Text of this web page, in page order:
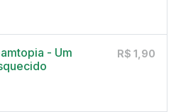
- Um
R$ 1,90